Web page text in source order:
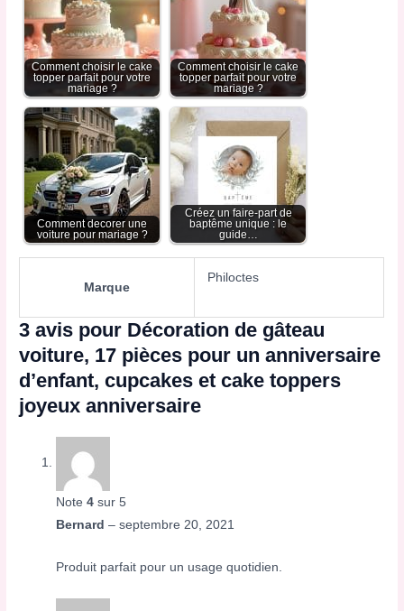
Comment choisir le cake
topper parfait pour votre
mariage ?
Comment choisir le cake
topper parfait pour votre
mariage ?
Comment decorer une
voiture pour mariage ?
Créez un faire-part de
baptême unique : le
guide…
Marque
Philoctes
3 avis pour Décoration de gâteau
voiture, 17 pièces pour un anniversaire
d’enfant, cupcakes et cake toppers
joyeux anniversaire
Note4 sur 5
Bernard– septembre 20, 2021
Produit parfait pour un usage quotidien.